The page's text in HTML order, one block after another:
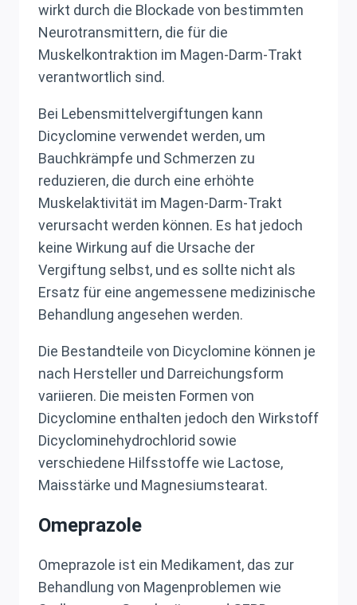
wirkt durch die Blockade von bestimmten
Neurotransmittern, die für die
Muskelkontraktion im Magen-Darm-Trakt
verantwortlich sind.
Bei Lebensmittelvergiftungen kann
Dicyclomine verwendet werden, um
Bauchkrämpfe und Schmerzen zu
reduzieren, die durch eine erhöhte
Muskelaktivität im Magen-Darm-Trakt
verursacht werden können. Es hat jedoch
keine Wirkung auf die Ursache der
Vergiftung selbst, und es sollte nicht als
Ersatz für eine angemessene medizinische
Behandlung angesehen werden.
Die Bestandteile von Dicyclomine können je
nach Hersteller und Darreichungsform
variieren. Die meisten Formen von
Dicyclomine enthalten jedoch den Wirkstoff
Dicyclominehydrochlorid sowie
verschiedene Hilfsstoffe wie Lactose,
Maisstärke und Magnesiumstearat.
Omeprazole
Omeprazole ist ein Medikament, das zur
Behandlung von Magenproblemen wie